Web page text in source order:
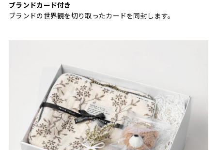
ブランドカード付き
ブランドの世界観を切り取ったカードを同封します。